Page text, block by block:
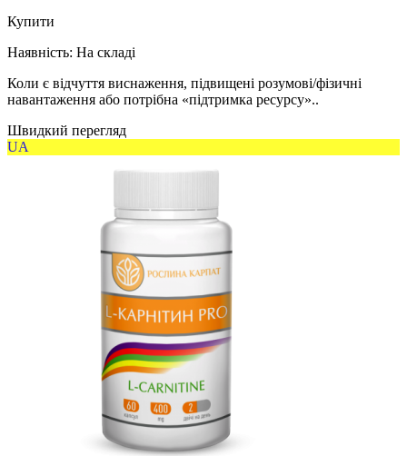
Купити
Наявність: На складі
Коли є відчуття виснаження, підвищені розумові/фізичні
навантаження або потрібна «підтримка ресурсу»..
Швидкий перегляд
UA